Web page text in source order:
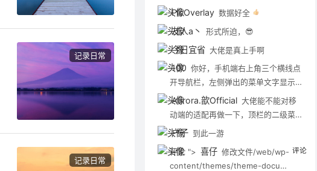
记录日常
记录日常
PicOverlay 数据好全
友人a丶 形式所迫，😎
今日宜省 大佬是真上手啊
100 你好，手机端右上角三个横线点
开导航栏，左侧弹出的菜单文字显示不
清晰，可以优化一下吗？
Aurora.歆Official 大佬能不能对移
动端的适配再做一下，顶栏的二级菜单
用不了。
户子 到此一游
评论 "> 喜仔 修改文件/web/wp-
content/themes/theme-docume
评论